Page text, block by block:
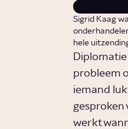
Sigrid Kaag
hele
probleem
iemand
gesproken
werkt